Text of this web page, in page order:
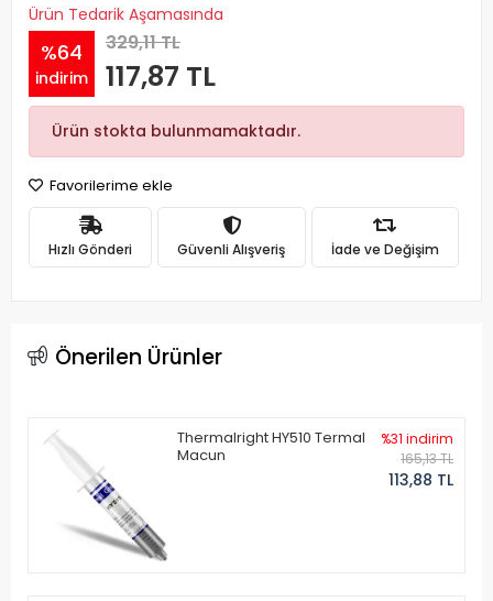
Ürün Tedarik Aşamasında
%64
indirim
329,11 TL
117,87 TL
Ürün stokta bulunmamaktadır.
Favorilerime ekle
Hızlı Gönderi Güvenli Alışveriş İade ve Değişim
Önerilen Ürünler
Thermalright HY510 Termal
Macun
%31 indirim
165,13 TL
113,88 TL